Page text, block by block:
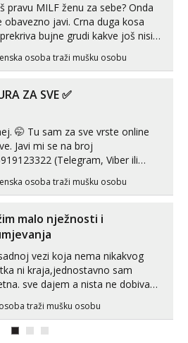
pravu MILF ženu za sebe? Onda
obavezno javi. Crna duga kosa
bujne grudi kakve još nisi
čista ŠESTICA! A usne? O usnama
ni ne pričam. Prave pune usne
mi, takve još nisi vidio. Uvijek sam
osoba traži mušku osobu
ZA SVE ✅
🤭 Tu sam za sve vrste online
Javi mi se na broj
(Telegram, Viber ili
NE javljaj se na uzivo.
osoba traži mušku osobu
malo nježnosti i
vezi koja nema nikakvog
ni kraja,jednostavno sam
sve dajem a nista ne dobivam
moje potrebe,ne trazim puno
malo njeznosti i razumjevanja.
traži mušku osobu